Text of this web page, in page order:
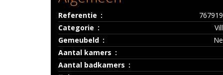
Referentie
Categorie
Gemeubeld
Aantal kamers
Aantal badkamers